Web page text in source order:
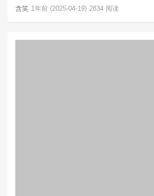
含笑 1年前 (2025-04-19) 2834 阅读